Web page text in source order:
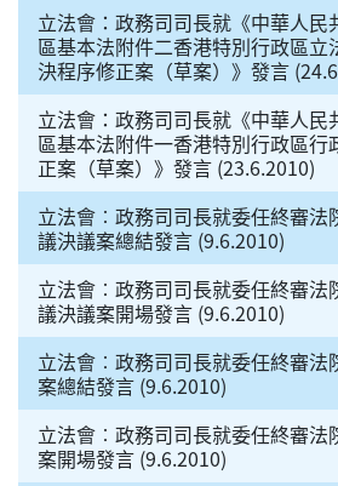
立法會：政務司司長就《中華人民
區基本法附件二香港特別行政區立
決程序修正案（草案）》發言
立法會：政務司司長就《中華人民
區基本法附件一香港特別行政區行
正案（草案）》發言 (23.6.2010)
立法會︰政務司司長就委任終審法
議決議案總結發言 (9.6.2010)
立法會︰政務司司長就委任終審法
議決議案開場發言 (9.6.2010)
立法會︰政務司司長就委任終審法
案總結發言 (9.6.2010)
立法會︰政務司司長就委任終審法
案開場發言 (9.6.2010)